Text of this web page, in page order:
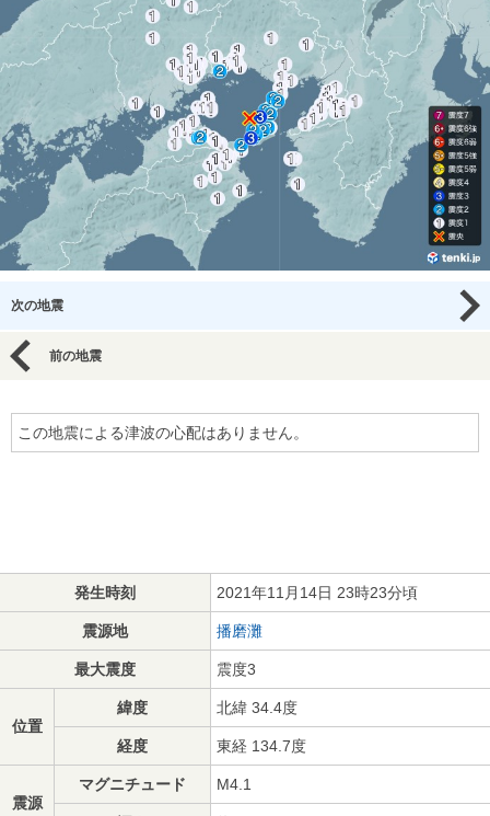
次の地震
前の地震
この地震による津波の心配はありません。
発生時刻 2021年11月14日 23時23分頃
震源地 播磨灘
最大震度 震度3
位置
緯度 北緯 34.4度
経度 東経 134.7度
震源
マグニチュード M4.1